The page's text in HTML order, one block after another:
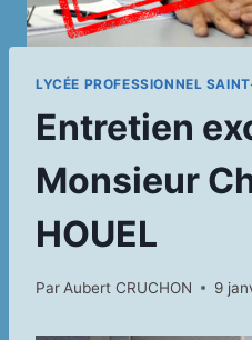
LYCÉE PROFESSIONNEL
Entretien
Monsieur
HOUEL
Par Aubert CRUCHON 9